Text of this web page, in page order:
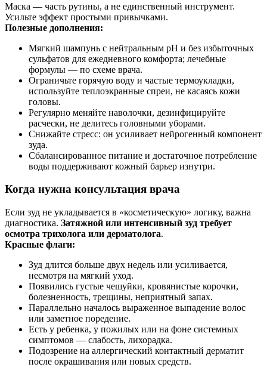
Маска — часть рутины, а не единственный инструмент.
Усильте эффект простыми привычками.
Полезные дополнения:
Мягкий шампунь с нейтральным pH и без избыточных
сульфатов для ежедневного комфорта; лечебные
формулы — по схеме врача.
Ограничьте горячую воду и частые термоукладки,
используйте теплоэкранные спреи, не касаясь кожи
головы.
Регулярно меняйте наволочки, дезинфицируйте
расчески, не делитесь головными уборами.
Снижайте стресс: он усиливает нейрогенный компонент
зуда.
Сбалансированное питание и достаточное потребление
воды поддерживают кожный барьер изнутри.
Когда нужна консультация врача
Если зуд не укладывается в «косметическую» логику, важна
диагностика. Затяжной или интенсивный зуд требует
осмотра трихолога или дерматолога.
Красные флаги:
Зуд длится больше двух недель или усиливается,
несмотря на мягкий уход.
Появились густые чешуйки, кровянистые корочки,
болезненность, трещины, неприятный запах.
Параллельно началось выраженное выпадение волос
или заметное поредение.
Есть у ребенка, у пожилых или на фоне системных
симптомов — слабость, лихорадка.
Подозрение на аллергический контактный дерматит
после окрашивания или новых средств.